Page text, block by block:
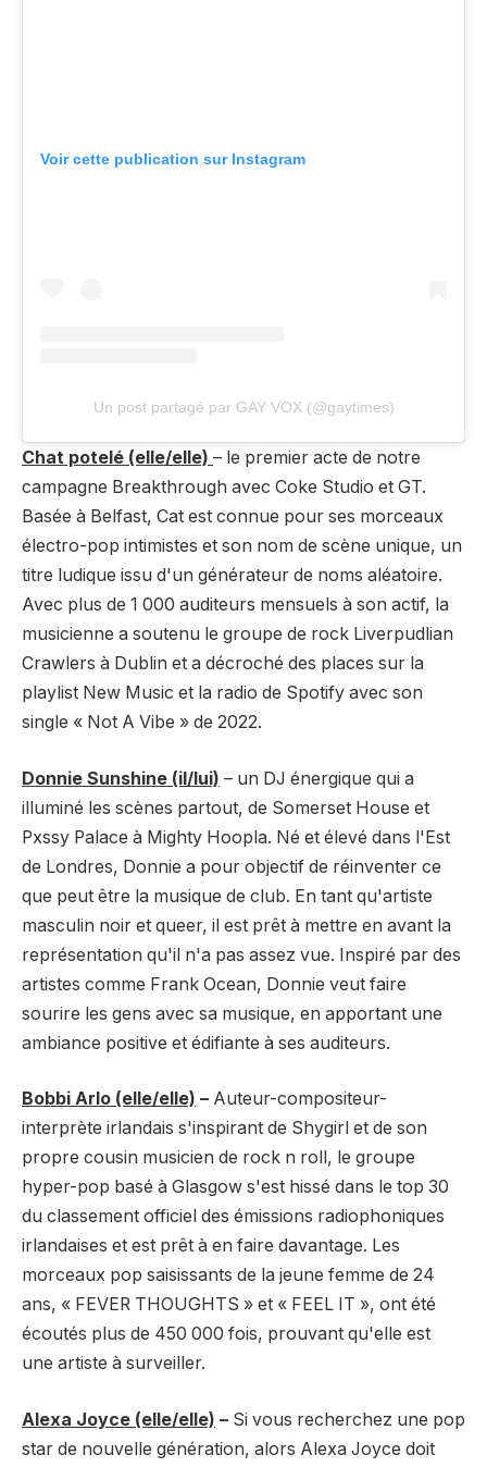
Voir cette publication sur Instagram
Un post partagé par GAY VOX (@gaytimes)
Chat potelé (elle/elle) – le premier acte de notre
campagne Breakthrough avec Coke Studio et GT.
Basée à Belfast, Cat est connue pour ses morceaux
électro-pop intimistes et son nom de scène unique, un
titre ludique issu d'un générateur de noms aléatoire.
Avec plus de 1 000 auditeurs mensuels à son actif, la
musicienne a soutenu le groupe de rock Liverpudlian
Crawlers à Dublin et a décroché des places sur la
playlist New Music et la radio de Spotify avec son
single « Not A Vibe » de 2022.
Donnie Sunshine (il/lui) – un DJ énergique qui a
illuminé les scènes partout, de Somerset House et
Pxssy Palace à Mighty Hoopla. Né et élevé dans l'Est
de Londres, Donnie a pour objectif de réinventer ce
que peut être la musique de club. En tant qu'artiste
masculin noir et queer, il est prêt à mettre en avant la
représentation qu'il n'a pas assez vue. Inspiré par des
artistes comme Frank Ocean, Donnie veut faire
sourire les gens avec sa musique, en apportant une
ambiance positive et édifiante à ses auditeurs.
Bobbi Arlo (elle/elle) – Auteur-compositeur-
interprète irlandais s'inspirant de Shygirl et de son
propre cousin musicien de rock n roll, le groupe
hyper-pop basé à Glasgow s'est hissé dans le top 30
du classement officiel des émissions radiophoniques
irlandaises et est prêt à en faire davantage. Les
morceaux pop saisissants de la jeune femme de 24
ans, « FEVER THOUGHTS » et « FEEL IT », ont été
écoutés plus de 450 000 fois, prouvant qu'elle est
une artiste à surveiller.
Alexa Joyce (elle/elle) – Si vous recherchez une pop
star de nouvelle génération, alors Alexa Joyce doit